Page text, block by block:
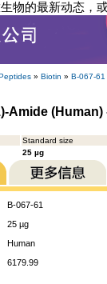
物的最新动态，
» Biotin » B-067-61
Amide
Standard size
25 µg
B-067-61
25 µg
Human
6179.99